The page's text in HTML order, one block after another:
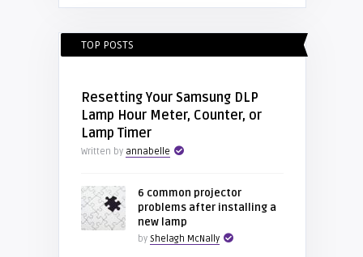
TOP POSTS
Resetting Your Samsung DLP
Lamp Hour Meter, Counter, or
Lamp Timer
Written by annabelle
6 common projector
problems after installing a
new lamp
by Shelagh McNally